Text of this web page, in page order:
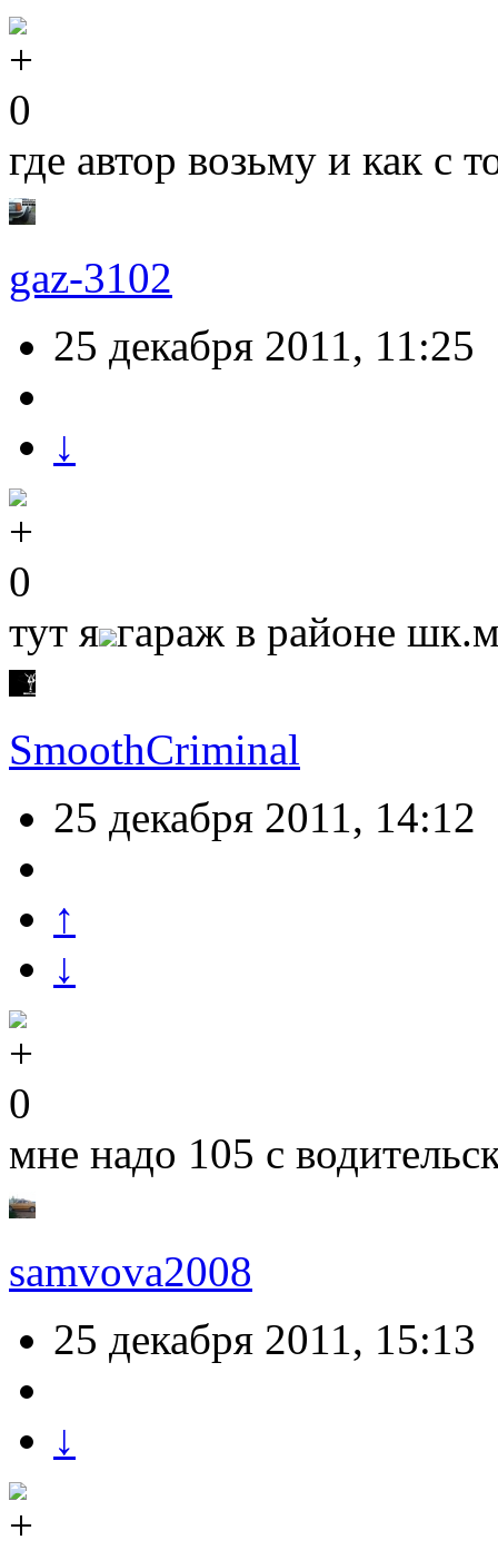
0
где автор возьму и как с
gaz-3102
25 декабря 2011, 11:25
↓
0
тут я гараж в районе
SmoothCriminal
25 декабря 2011, 14:12
↑
↓
0
мне надо 105 с
samvova2008
25 декабря 2011, 15:13
↓